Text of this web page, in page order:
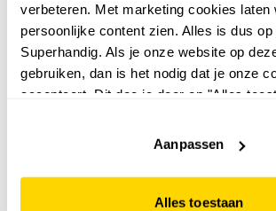
verbeteren. Met marketing cookies laten
persoonlijke content zien. Alles is dus
Superhandig. Als je onze website op
gebruiken, dan is het nodig dat je onze
accepteert. Dit doe je door op "Alles
website niet optimaal functioneert.
Aanpassen
Alles toestaan